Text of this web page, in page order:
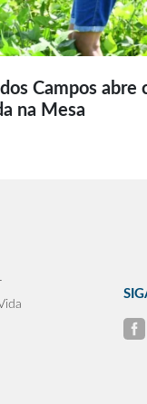
Campos abre
na Mesa